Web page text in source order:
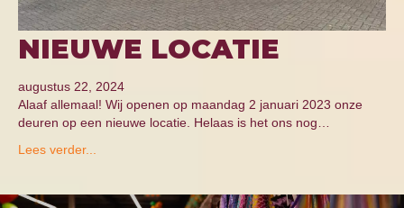
NIEUWE LOCATIE
augustus 22, 2024
Alaaf allemaal! Wij openen op maandag 2 januari 2023 onze
deuren op een nieuwe locatie. Helaas is het ons nog…
Lees verder...